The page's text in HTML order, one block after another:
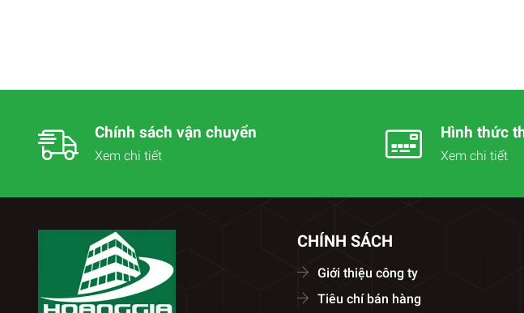
Chính sách vận chuyển
Xem chi tiết
Hình thức
Xem chi tiết
CHÍNH SÁCH
Giới thiệu công ty
Tiêu chí bán hàng